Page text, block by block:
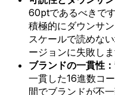
60ptであるべきで
積極的にダウンサ
スケールで読めな
ージョンに失敗しま
ブランドの一貫性：
一貫した16進数コ
間でブランドが不